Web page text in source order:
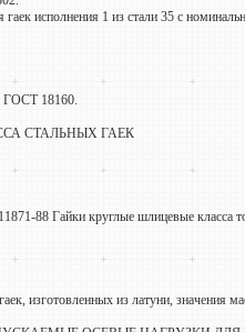
гаек исполнения 1 из стали 35 с
ГОСТ 18160.
СТАЛЬНЫХ ГАЕК
88 Гайки круглые шлицевые класса
изготовленных из латуни,